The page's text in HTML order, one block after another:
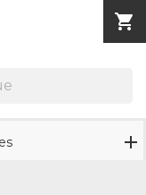
shopping_cart